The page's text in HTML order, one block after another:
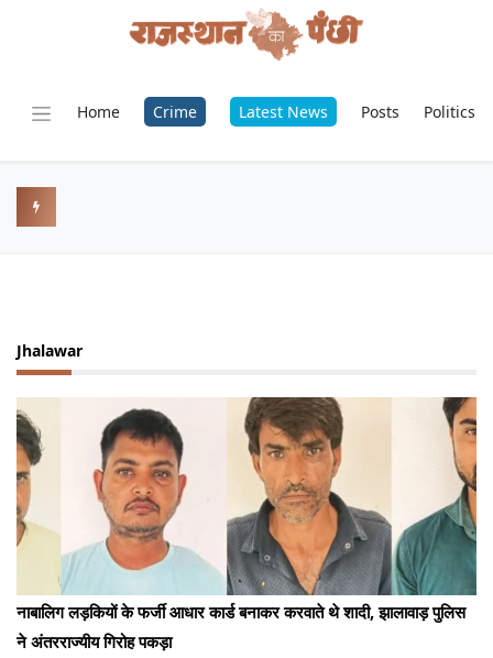
Home Crime Latest News Posts Politics
Jhalawar
नाबालिग लड़कियों के फर्जी आधार कार्ड बनाकर करवाते थे शादी, झालावाड़ पुलिस
ने अंतरराज्यीय गिरोह पकड़ा